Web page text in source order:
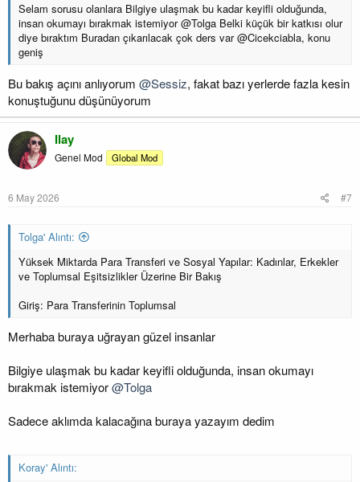
Selam sorusu olanlara Bilgiye ulaşmak bu kadar keyifli olduğunda,
insan okumayı bırakmak istemiyor @Tolga Belki küçük bir katkısı olur
diye bıraktım Buradan çıkarılacak çok ders var @Cicekciabla, konu
geniş
Bu bakış açını anlıyorum @Sessiz, fakat bazı yerlerde fazla kesin
konuştuğunu düşünüyorum
Ilay
Genel Mod Global Mod
6 May 2026 #7
Tolga' Alıntı:
Yüksek Miktarda Para Transferi ve Sosyal Yapılar: Kadınlar, Erkekler
ve Toplumsal Eşitsizlikler Üzerine Bir Bakış
Giriş: Para Transferinin Toplumsal
Merhaba buraya uğrayan güzel insanlar
Bilgiye ulaşmak bu kadar keyifli olduğunda, insan okumayı
bırakmak istemiyor@Tolga
Sadece aklımda kalacağına buraya yazayım dedim
Koray' Alıntı: